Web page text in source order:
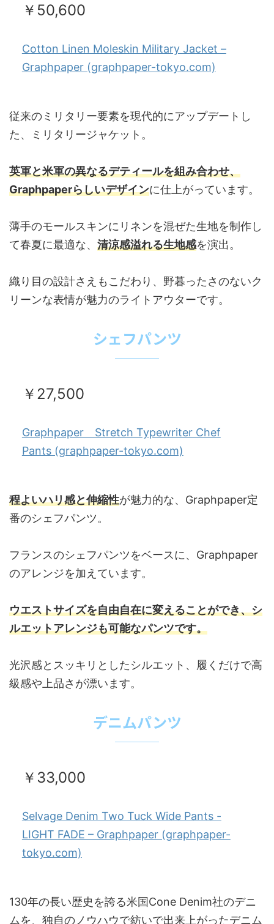
￥50,600
Cotton Linen Moleskin Military Jacket –
Graphpaper (graphpaper-tokyo.com)
従来のミリタリー要素を現代的にアップデートし
た、ミリタリージャケット。
英軍と米軍の異なるデティールを組み合わせ、
Graphpaperらしいデザインに仕上がっています。
薄手のモールスキンにリネンを混ぜた生地を制作し
て春夏に最適な、 清涼感溢れる生地感を演出。
織り目の設計さえもこだわり、野暮ったさのないク
リーンな表情が魅力のライトアウターです。
シェフパンツ
￥27,500
Graphpaper Stretch Typewriter Chef
Pants (graphpaper-tokyo.com)
程よいハリ感と伸縮性が魅力的な、Graphpaper定
番のシェフパンツ。
フランスのシェフパンツをベースに、Graphpaper
のアレンジを加えています。
ウエストサイズを自由自在に変えることができ、シ
ルエットアレンジも可能なパンツです。
光沢感とスッキリとしたシルエット、履くだけで高
級感や上品さが漂います。
デニムパンツ
￥33,000
Selvage Denim Two Tuck Wide Pants -
LIGHT FADE – Graphpaper (graphpaper-
tokyo.com)
130年の長い歴史を誇る米国Cone Denim社のデニ
ムを、独自のノウハウで紡いで出来上がったデニム